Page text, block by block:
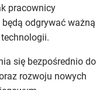
pracownicy
odgrywać ważną
się bezpośrednio do
rozwoju nowych